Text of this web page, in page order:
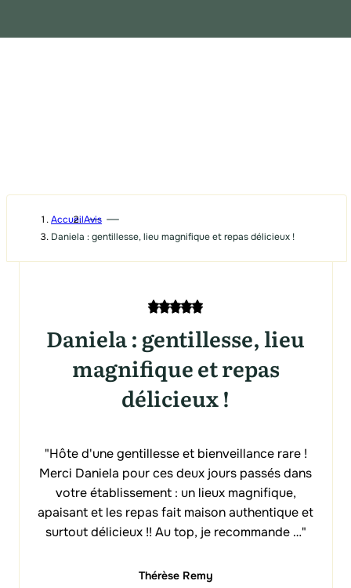
AccueilAvis
Daniela : gentillesse, lieu magnifique et repas délicieux !
Daniela : gentillesse, lieu
magnifique et repas
délicieux !
"Hôte d'une gentillesse et bienveillance rare !
Merci Daniela pour ces deux jours passés dans
votre établissement : un lieux magnifique,
apaisant et les repas fait maison authentique et
surtout délicieux !! Au top, je recommande …"
Thérèse Remy